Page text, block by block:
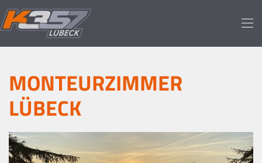
Skip to main content
MONTEURZIMMER
LÜBECK